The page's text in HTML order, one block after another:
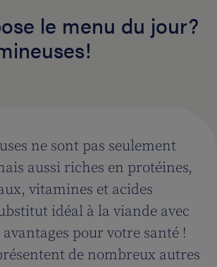
le menu du jour?
ne sont pas seulement
aussi riches en protéines,
vitamines et acides
idéal à la viande avec
pour votre santé !
de nombreux autres